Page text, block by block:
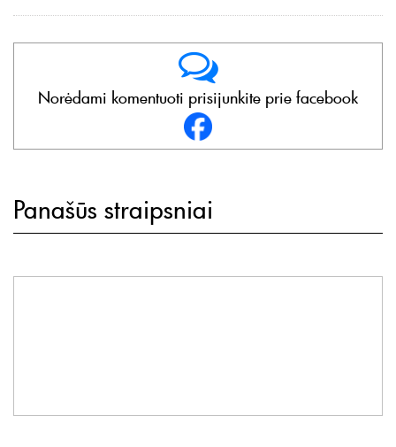
Norėdami komentuoti prisijunkite prie facebook
Panašūs straipsniai